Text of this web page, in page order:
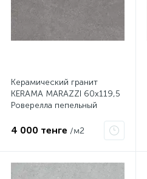
Керамический гранит
KERAMA MARAZZI 60х119,5
Роверелла пепельный
4 000 тенге /м2